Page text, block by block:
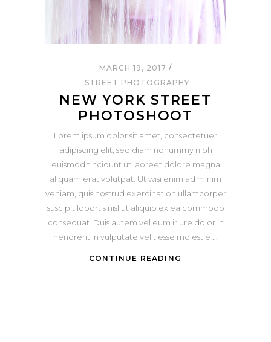
MARCH 19, 2017
STREET PHOTOGRAPHY
NEW YORK STREET
PHOTOSHOOT
Lorem ipsum dolor sit amet, consectetuer
adipiscing elit, sed diam nonummy nibh
euismod tincidunt ut laoreet dolore magna
aliquam erat volutpat. Ut wisi enim ad minim
veniam, quis nostrud exerci tation ullamcorper
suscipit lobortis nisl ut aliquip ex ea commodo
consequat. Duis autem vel eum iriure dolor in
hendrerit in vulputate velit esse molestie
CONTINUE READING